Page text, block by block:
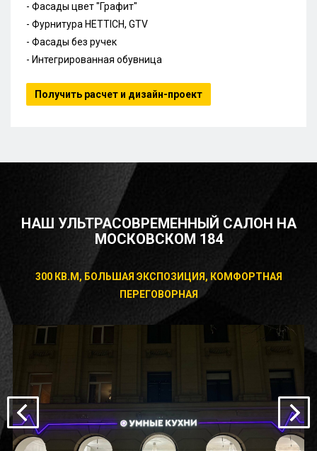
- Фасады цвет "Графит"
- Фурнитура HETTICH, GTV
- Фасады без ручек
- Интегрированная обувница
Получить расчет и дизайн-проект
НАШ УЛЬТРАСОВРЕМЕННЫЙ САЛОН НА
МОСКОВСКОМ 184
300 КВ.М, БОЛЬШАЯ ЭКСПОЗИЦИЯ, КОМФОРТНАЯ
ПЕРЕГОВОРНАЯ